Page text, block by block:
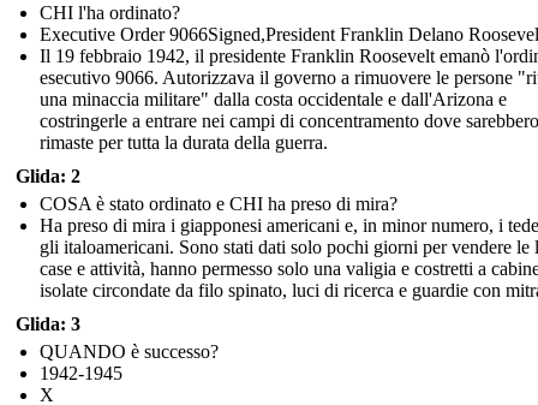
CHI l'ha ordinato?
Executive Order 9066Signed,President Franklin Delano
Il 19 febbraio 1942, il presidente Franklin Roosevelt emanò
esecutivo 9066. Autorizzava il governo a rimuovere le persone
una minaccia militare" dalla costa occidentale e dall'Arizona e
costringerle a entrare nei campi di concentramento dove sarebbero
rimaste per tutta la durata della guerra.
Glida: 2
COSA è stato ordinato e CHI ha preso di mira?
Ha preso di mira i giapponesi americani e, in minor numero, i
gli italoamericani. Sono stati dati solo pochi giorni per vendere le
case e attività, hanno permesso solo una valigia e costretti a
isolate circondate da filo spinato, luci di ricerca e guardie con
Glida: 3
QUANDO è successo?
1942-1945
X